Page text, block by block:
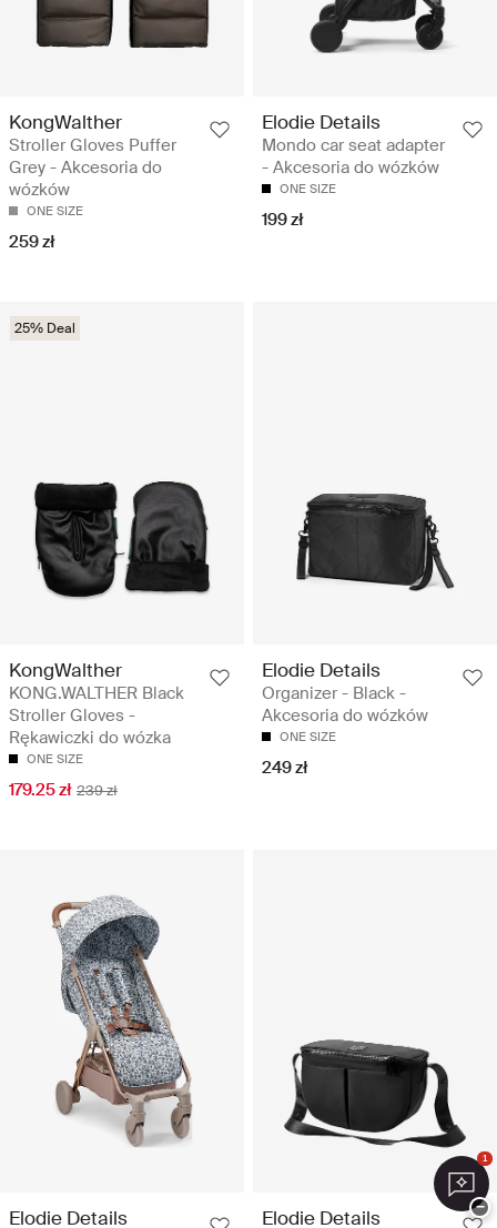
KongWalther
Stroller Gloves Puffer
Grey - Akcesoria do
wózków
ONE SIZE
259 zł
Elodie Details
Mondo car seat adapter
- Akcesoria do wózków
ONE SIZE
199 zł
25% Deal
KongWalther
KONG.WALTHER Black
Stroller Gloves -
Rękawiczki do wózka
ONE SIZE
179.25 zł 239 zł
Elodie Details
Organizer - Black -
Akcesoria do wózków
ONE SIZE
249 zł
Elodie Details Elodie Details
1
−